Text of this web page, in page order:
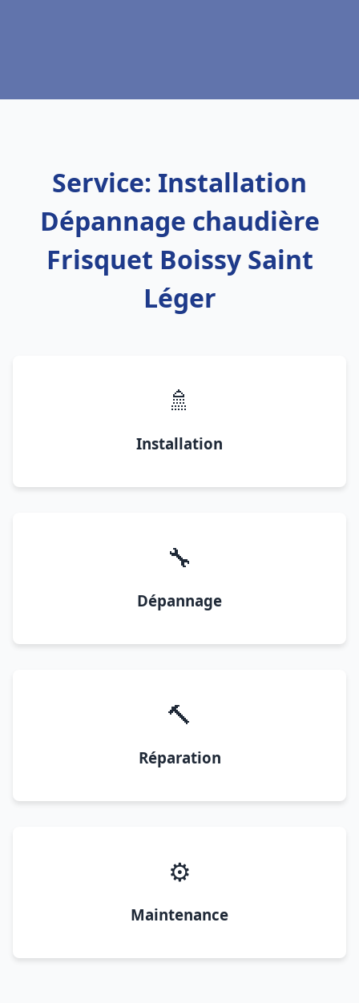
Service: Installation
Dépannage chaudière
Frisquet Boissy Saint
Léger
🚿
Installation
🔧
Dépannage
🔨
Réparation
⚙️
Maintenance